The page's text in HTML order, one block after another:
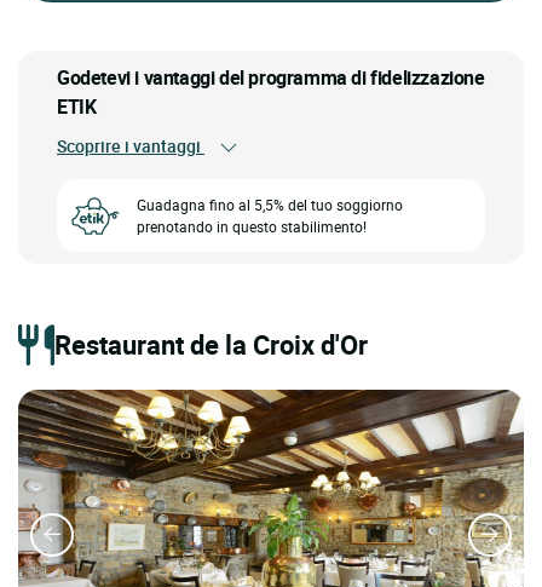
Godetevi i vantaggi del programma di fidelizzazione
ETIK
Scoprire i vantaggi
Guadagna fino al 5,5% del tuo soggiorno
prenotando in questo stabilimento!
Restaurant de la Croix d'Or